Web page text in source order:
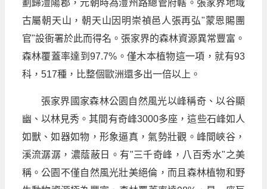
劃歸澧陽郡，元朝時為澧州路總管府轄。張家界地域
古屬朝天山，朝天山因明崇禎邑人張再弘"蒙恩賜團
官"設衙署於此而得名。張家界的森林資源異常豐富。
森林覆蓋率達到97.7%。僅木本植物這一項，就有93
科，517種，比整個歐洲還多出一倍以上。
張家界國家森林公園自然風光以峰稱奇、以谷顯
幽、以林見秀。其間有奇峰3000多座，這些石峰如人
如獸、如器如物，形象逼真，氣勢壯觀。峰間峽谷，
溪流潺潺，濃蔭蔽日。有"三千奇峰，八百秀水"之美
稱。公園不僅自然風光壯美絕倫，而且森林植物和野